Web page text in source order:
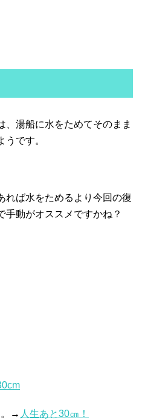
、湯船に水をためてそのまま
です。
れば水をためるより今回の復
手動がオススメですかね？
。→ 人生あと30㎝！